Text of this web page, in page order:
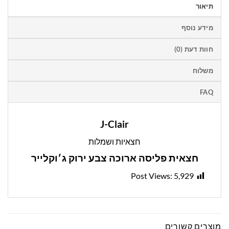
תיאור
מידע נוסף
חוות דעת (0)
משלוח
FAQ
J-Clair
חצאיות ושמלות
חצאית פליסה ארוכה צבע ירוק ג׳וקלייר
Post Views: 5,929
מוצרים קשורים